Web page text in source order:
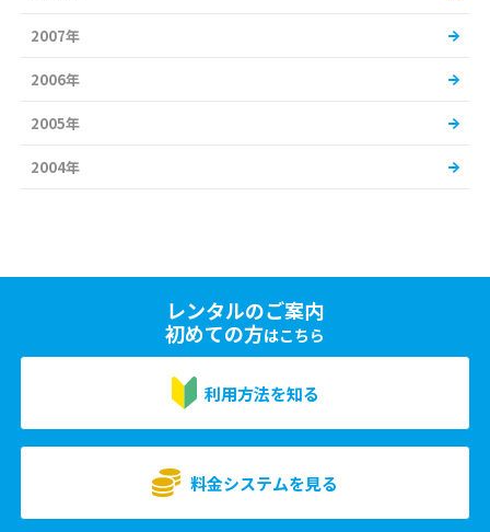
2007年
2006年
2005年
2004年
レンタルのご案内
初めての方はこちら
利用方法を知る
料金システムを見る